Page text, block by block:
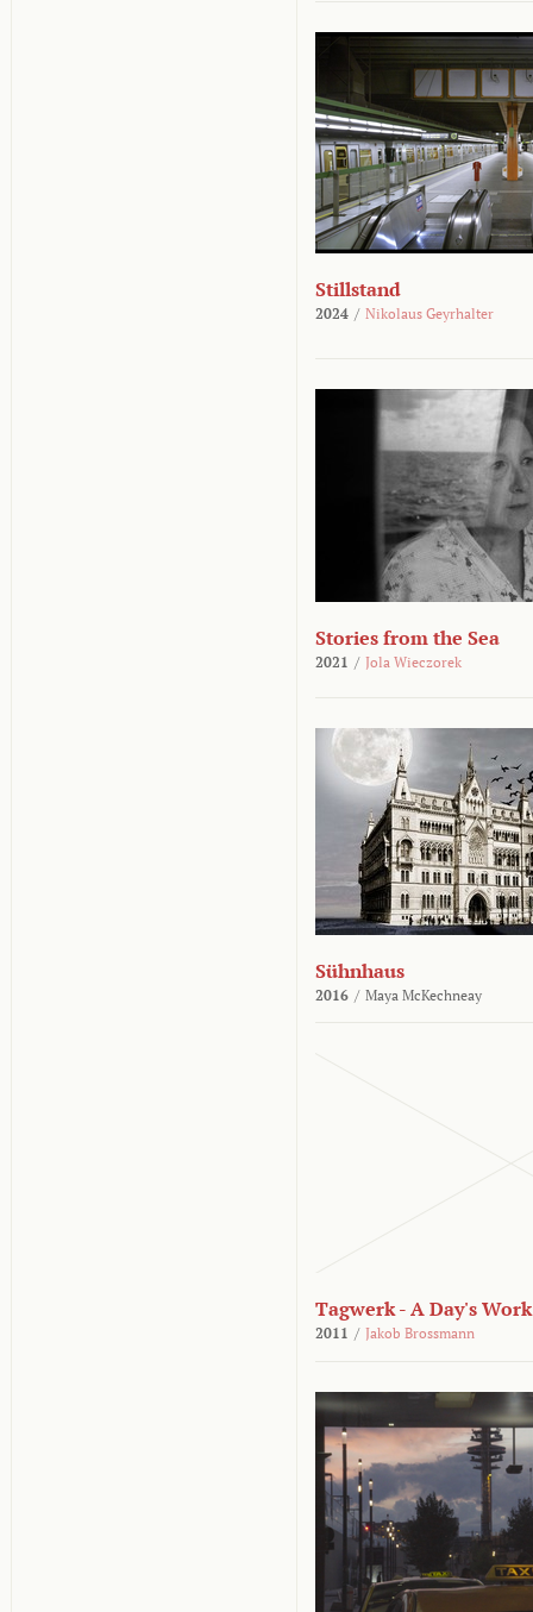
Stillstand
2024 / Nikolaus Geyrhalter
Stories from the Sea
2021 / Jola Wieczorek
Sühnhaus
2016 / Maya McKechneay
Tagwerk - A Day's Work
2011 / Jakob Brossmann